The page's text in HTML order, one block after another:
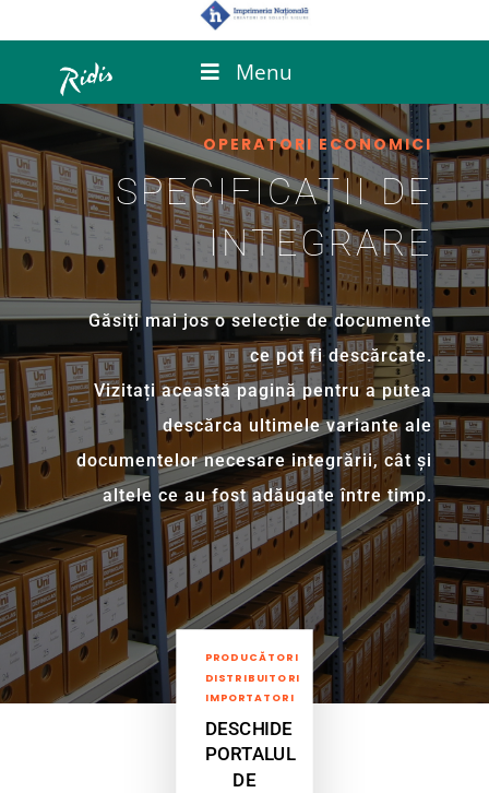
Menu
OPERATORI ECONOMICI
SPECIFICAȚII DE
INTEGRARE
Găsiți mai jos o selecție de documente
ce pot fi descărcate.
Vizitați această pagină pentru a putea
descărca ultimele variante ale
documentelor necesare integrării, cât și
altele ce au fost adăugate între timp.
PRODUCĂTORI
DISTRIBUITORI
IMPORTATORI
DESCHIDE
PORTALUL
DE